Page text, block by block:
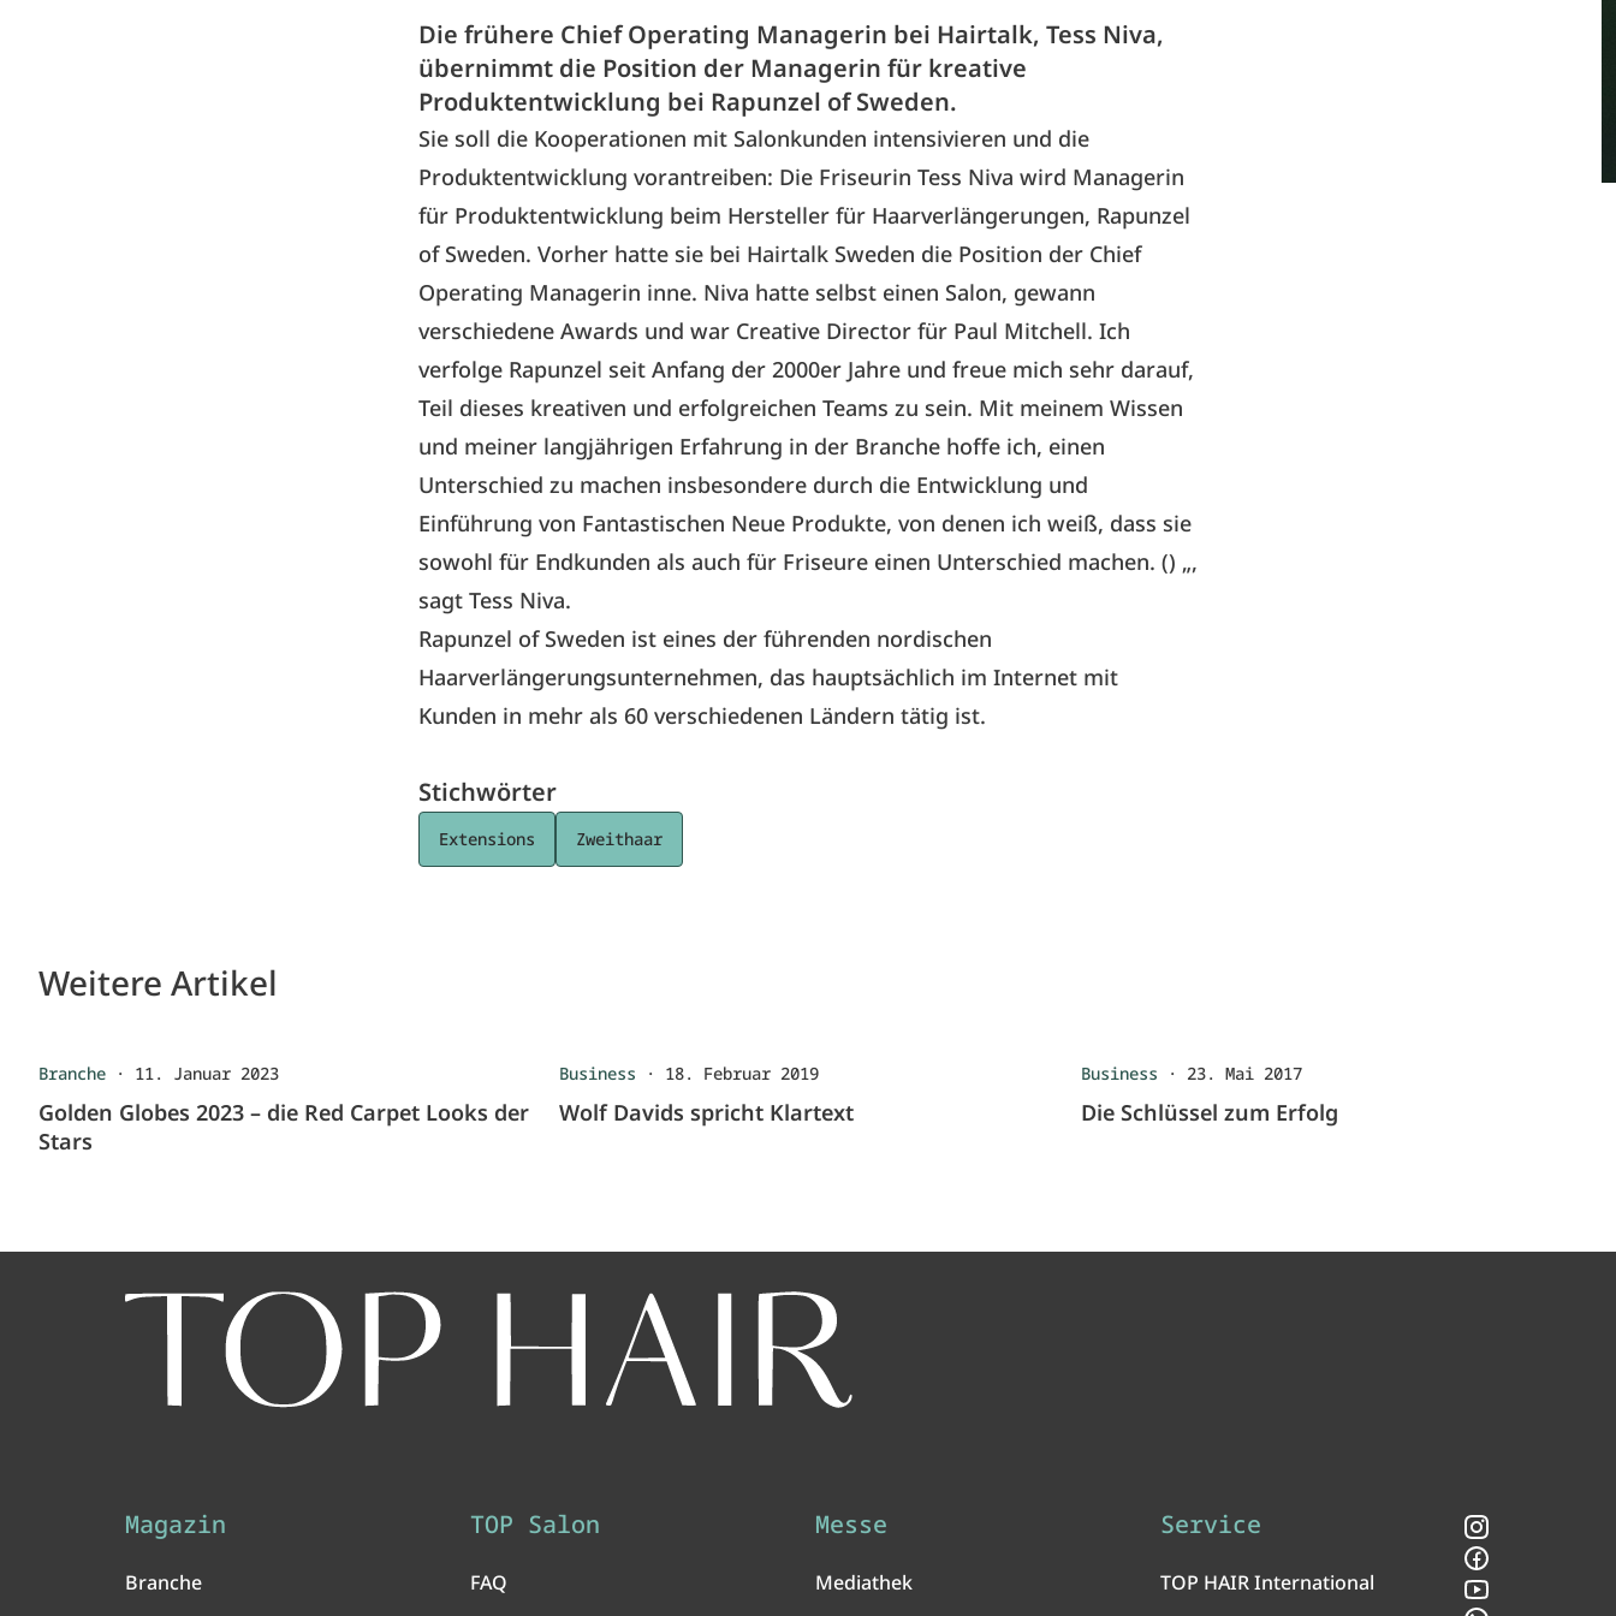
Die frühere Chief Operating Managerin bei Hairtalk, Tess Niva,
übernimmt die Position der Managerin für kreative
Produktentwicklung bei Rapunzel of Sweden.
Sie soll die Kooperationen mit Salonkunden intensivieren und die
Produktentwicklung vorantreiben: Die Friseurin Tess Niva wird Managerin
für Produktentwicklung beim Hersteller für Haarverlängerungen, Rapunzel
of Sweden. Vorher hatte sie bei Hairtalk Sweden die Position der Chief
Operating Managerin inne. Niva hatte selbst einen Salon, gewann
verschiedene Awards und war Creative Director für Paul Mitchell. Ich
verfolge Rapunzel seit Anfang der 2000er Jahre und freue mich sehr darauf,
Teil dieses kreativen und erfolgreichen Teams zu sein. Mit meinem Wissen
und meiner langjährigen Erfahrung in der Branche hoffe ich, einen
Unterschied zu machen insbesondere durch die Entwicklung und
Einführung von Fantastischen Neue Produkte, von denen ich weiß, dass sie
sowohl für Endkunden als auch für Friseure einen Unterschied machen. () „,
sagt Tess Niva.
Rapunzel of Sweden ist eines der führenden nordischen
Haarverlängerungsunternehmen, das hauptsächlich im Internet mit
Kunden in mehr als 60 verschiedenen Ländern tätig ist.
Stichwörter
Extensions Zweithaar
Weitere Artikel
Branche · 11. Januar 2023
Golden Globes 2023 – die Red Carpet Looks der
Stars
Business · 18. Februar 2019
Wolf Davids spricht Klartext
Business · 23. Mai 2017
Die Schlüssel zum Erfolg
Magazin
Branche
TOP Salon
FAQ
Messe
Mediathek
Service
TOP HAIR International